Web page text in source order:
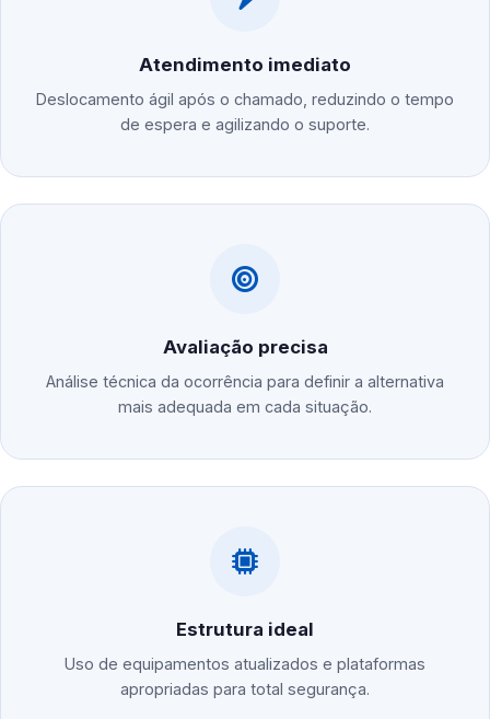
Atendimento imediato
Deslocamento ágil após o chamado, reduzindo o tempo
de espera e agilizando o suporte.
Avaliação precisa
Análise técnica da ocorrência para definir a alternativa
mais adequada em cada situação.
Estrutura ideal
Uso de equipamentos atualizados e plataformas
apropriadas para total segurança.